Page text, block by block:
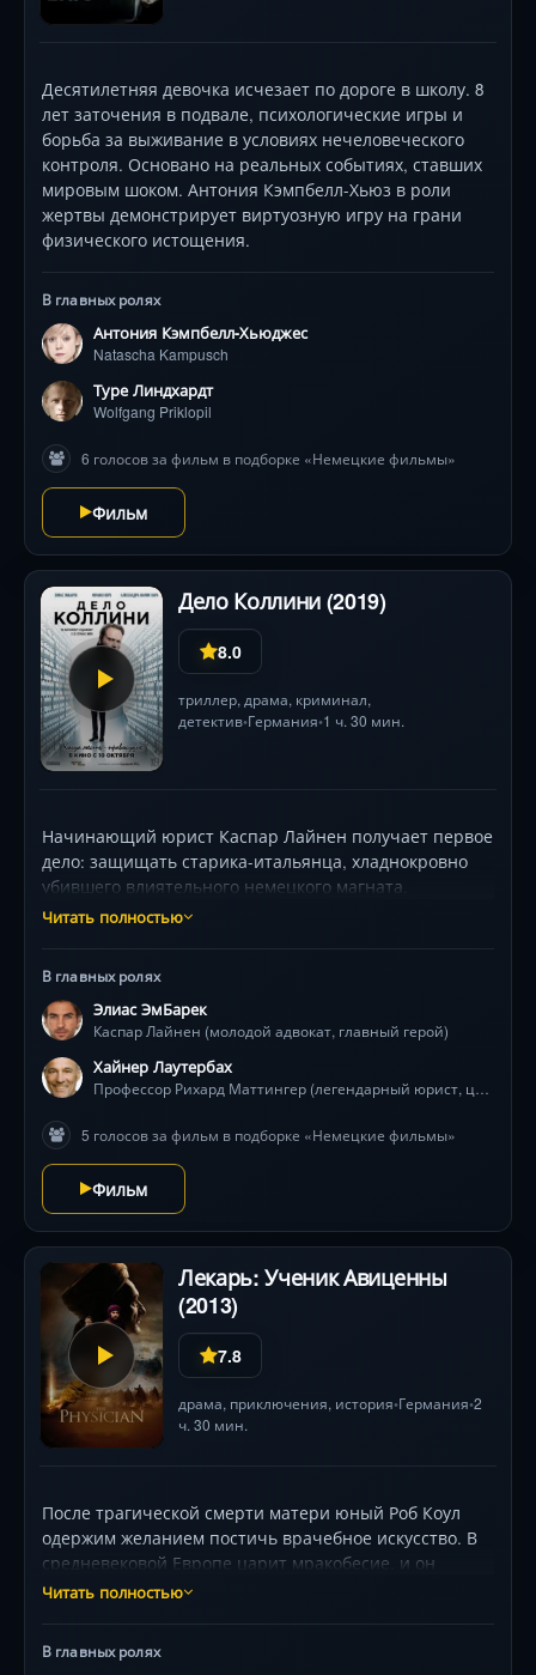
Десятилетняя девочка исчезает по дороге в школу. 8
лет заточения в подвале, психологические игры и
борьба за выживание в условиях нечеловеческого
контроля. Основано на реальных событиях, ставших
мировым шоком. Антония Кэмпбелл-Хьюз в роли
жертвы демонстрирует виртуозную игру на грани
физического истощения.
В главных ролях
Антония Кэмпбелл-Хьюджес
Natascha Kampusch
Туре Линдхардт
Wolfgang Priklopil
6 голосов за фильм в подборке «Немецкие фильмы»
Фильм
Дело Коллини (2019)
8.0
триллер, драма, криминал,
детектив•Германия•1 ч. 30 мин.
Начинающий юрист Каспар Лайнен получает первое
дело: защищать старика-итальянца, хладнокровно
убившего влиятельного немецкого магната.
Подозреваемый хранит гробовое молчание, а жертва
где нацистские преступления прикрыты законом
1968 года, а ключом к истине становится редкий
пистолет P38. В эпицентре юридической битвы с
легендарным профессором Маттингером (Хайнер
Лаутербах) Каспар (Элиас М’Барек) идёт против
Мрачные залы суда, тусклый свет архивов и
огненные воспоминания об Италии создают
напряжённую атмосферу поиска справедливости, где
у каждого преступления — две жертвы.
Читать полностью
В главных ролях
Элиас ЭмБарек
Каспар Лайнен (молодой адвокат, главный герой)
Хайнер Лаутербах
Профессор Рихард Маттингер (легендарный юрист, центральный антагонист)
5 голосов за фильм в подборке «Немецкие фильмы»
Фильм
Лекарь: Ученик Авиценны
(2013)
7.8
драма, приключения, история•Германия•2
ч. 30 мин.
После трагической смерти матери юный Роб Коул
одержим желанием постичь врачебное искусство. В
средневековой Европе царит мракобесие, и он
отправляется в опасное путешествие на Восток. Под
— к прославленному Авиценне. Среди блистательных
Читать полностью
В главных ролях